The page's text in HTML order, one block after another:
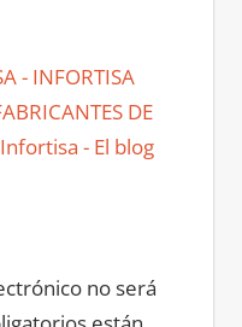
- INFORTISA
DE
- El blog
no será